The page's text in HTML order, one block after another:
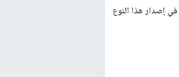
تصاعد غير مسبوق في إصدار هذا النوع